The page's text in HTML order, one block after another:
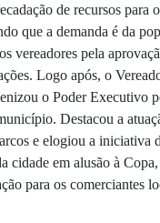
de recursos para
que a demanda é da
vereadores pela
Logo após, o
o Poder Executivo
Destacou a
e elogiou a iniciativa
cidade em alusão à
para os comerciantes